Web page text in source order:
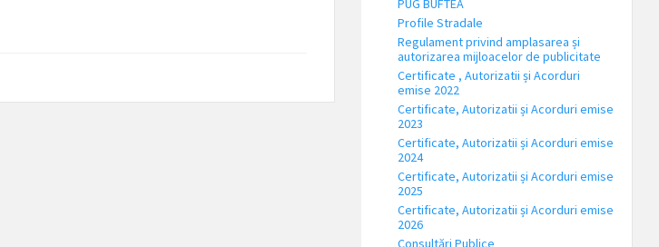
PUG BUFTEA
Profile Stradale
Regulament privind amplasarea și
autorizarea mijloacelor de publicitate
Certificate , Autorizatii și Acorduri
emise 2022
Certificate, Autorizatii și Acorduri emise
2023
Certificate, Autorizatii și Acorduri emise
2024
Certificate, Autorizatii și Acorduri emise
2025
Certificate, Autorizatii și Acorduri emise
2026
Consultări Publice